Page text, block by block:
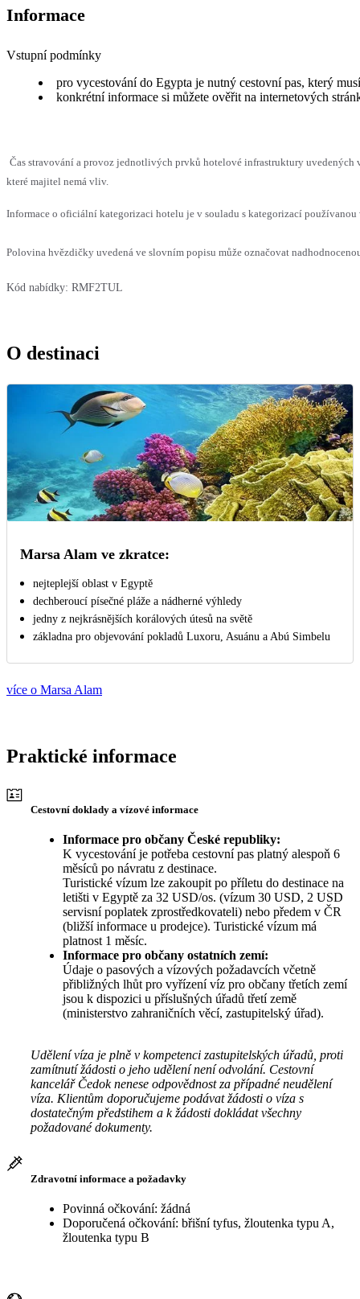
Informace
Vstupní podmínky
pro vycestování do Egypta je nutný cestovní pas, který
konkrétní informace si můžete ověřit na internetových
Čas stravování a provoz jednotlivých prvků hotelové infrastruktury uvedených
které majitel nemá vliv.
Informace o oficiální kategorizaci hotelu je v souladu s kategorizací
Polovina hvězdičky uvedená ve slovním popisu může označovat
Kód nabídky: RMF2TUL
O destinaci
Marsa Alam ve zkratce:
nejteplejší oblast v Egyptě
dechberoucí písečné pláže a nádherné výhledy
jedny z nejkrásnějších korálových útesů na světě
základna pro objevování pokladů Luxoru, Asuánu a Abú Simbelu
více o Marsa Alam
Praktické informace
Cestovní doklady a vízové informace
Informace pro občany České republiky:
K vycestování je potřeba cestovní pas platný alespoň 6
měsíců po návratu z destinace.
Turistické vízum lze zakoupit po příletu do destinace na
letišti v Egyptě za 32 USD/os. (vízum 30 USD, 2 USD
servisní poplatek zprostředkovateli) nebo předem v ČR
(bližší informace u prodejce). Turistické vízum má
platnost 1 měsíc.
Informace pro občany ostatních zemí:
Údaje o pasových a vízových požadavcích včetně
přibližných lhůt pro vyřízení víz pro občany třetích zemí
jsou k dispozici u příslušných úřadů třetí země
(ministerstvo zahraničních věcí, zastupitelský úřad).
Udělení víza je plně v kompetenci zastupitelských úřadů, proti
zamítnutí žádosti o jeho udělení není odvolání. Cestovní
kancelář Čedok nenese odpovědnost za případné neudělení
víza. Klientům doporučujeme podávat žádosti o víza s
dostatečným předstihem a k žádosti dokládat všechny
požadované dokumenty.
Zdravotní informace a požadavky
Povinná očkování: žádná
Doporučená očkování: břišní tyfus, žloutenka typu A,
žloutenka typu B